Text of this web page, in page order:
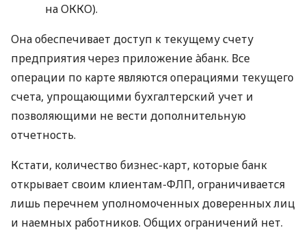
на ОККО).
Она обеспечивает доступ к текущему счету
предприятия через приложение àбанк. Все
операции по карте являются операциями текущего
счета, упрощающими бухгалтерский учет и
позволяющими не вести дополнительную
отчетность.
Кстати, количество бизнес-карт, которые банк
открывает своим клиентам-ФЛП, ограничивается
лишь перечнем уполномоченных доверенных лиц
и наемных работников. Общих ограничений нет.